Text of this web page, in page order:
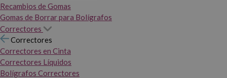
Recambios de Gomas
Gomas de Borrar para Bolígrafos
Correctores
Correctores
Correctores en Cinta
Correctores Líquidos
Bolígrafos Correctores